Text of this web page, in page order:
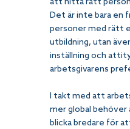
att hitta rätt
Det är inte bara en
personer med rätt
utbildning, utan
inställning och
arbetsgivarens
I takt med att
mer global
blicka bredare för